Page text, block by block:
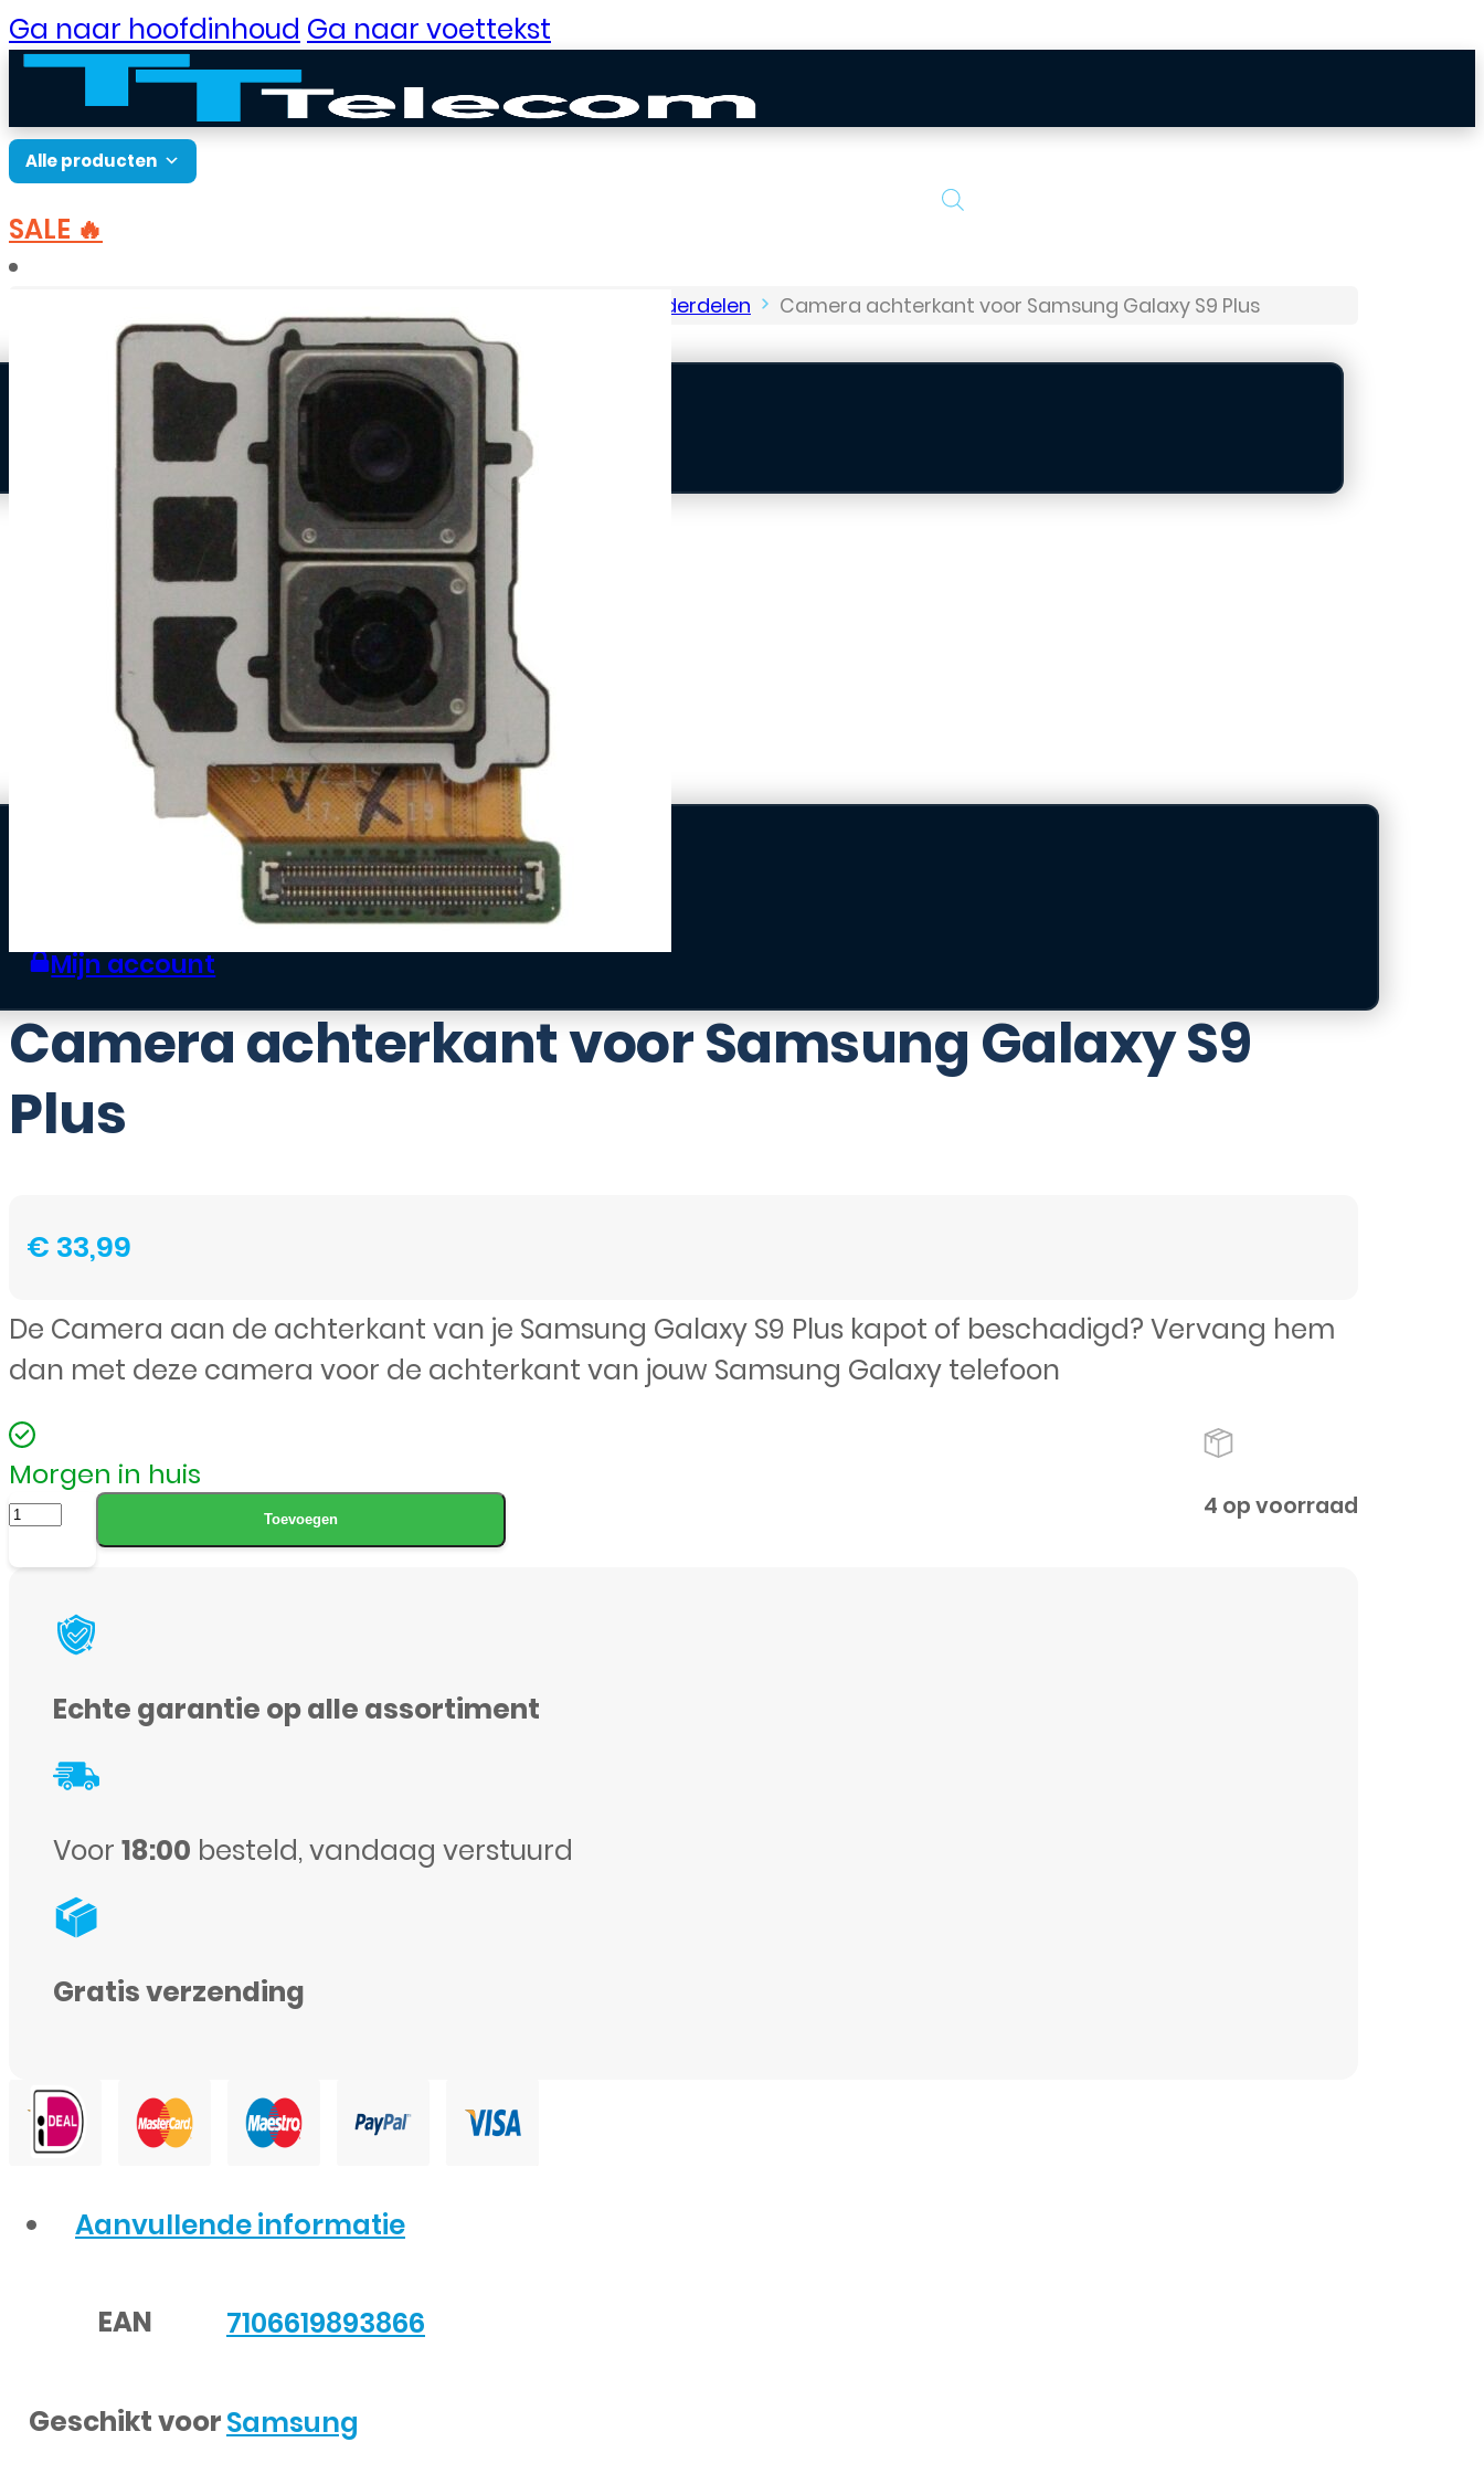
Ga naar hoofdinhoud Ga naar voettekst
Alle producten
SALE 🔥
Klantenservice
Neem contact op
Veelgestelde vragen
Zakelijke klant worden
Mijn account
Galaxy S-Serie Onderdelen Camera achterkant voor Samsung Galaxy S9 Plus
Camera achterkant voor Samsung Galaxy S9
Plus
€ 33,99
De Camera aan de achterkant van je Samsung Galaxy S9 Plus kapot of beschadigd? Vervang hem
dan met deze camera voor de achterkant van jouw Samsung Galaxy telefoon
Morgen in huis
Camera
achterkant
Samsung
Galaxy
aantal
Toevoegen 4 op voorraad
Echte garantie op alle assortiment
Voor 18:00 besteld, vandaag verstuurd
Gratis verzending
Aanvullende informatie
EAN 7106619893866
Geschikt voorSamsung